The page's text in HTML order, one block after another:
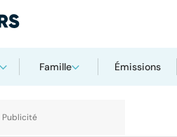
Famille Émissions